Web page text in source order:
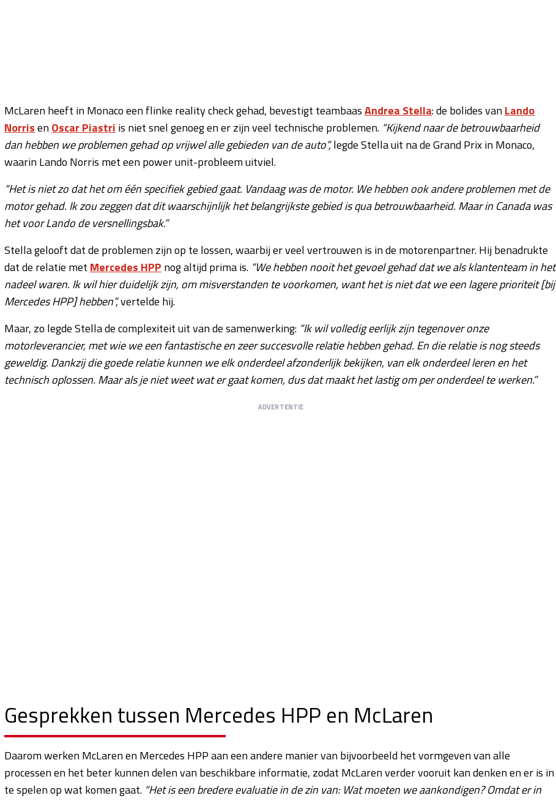
McLaren heeft in Monaco een flinke reality check gehad, bevestigt teambaasAndrea Stella: de bolides vanLando
NorrisenOscar Piastri is niet snel genoeg en er zijn veel technische problemen. “Kijkend naar de betrouwbaarheid
dan hebben we problemen gehad op vrijwel alle gebieden van de auto”,legde Stella uit na de Grand Prix in Monaco,
waarin Lando Norris met een power unit-probleem uitviel.
“Het is niet zo dat het om één specifiek gebied gaat. Vandaag was de motor. We hebben ook andere problemen met de
motor gehad. Ik zou zeggen dat dit waarschijnlijk het belangrijkste gebied is qua betrouwbaarheid. Maar in Canada was
het voor Lando de versnellingsbak.”
Stella gelooft dat de problemen zijn op te lossen, waarbij er veel vertrouwen is in de motorenpartner. Hij benadrukte
dat de relatie met Mercedes HPP nog altijd prima is. “We hebben nooit het gevoel gehad dat we als klantenteam in het
nadeel waren. Ik wil hier duidelijk zijn, om misverstanden te voorkomen, want het is niet dat we een lagere prioriteit [bij
Mercedes HPP] hebben”,vertelde hij.
Maar, zo legde Stella de complexiteit uit van de samenwerking: “Ik wil volledig eerlijk zijn tegenover onze
motorleverancier, met wie we een fantastische en zeer succesvolle relatie hebben gehad. En die relatie is nog steeds
geweldig. Dankzij die goede relatie kunnen we elk onderdeel afzonderlijk bekijken, van elk onderdeel leren en het
technisch oplossen. Maar als je niet weet wat er gaat komen, dus dat maakt het lastig om per onderdeel te werken.”
ADVERTENTIE
Gesprekken tussen Mercedes HPP en McLaren
Daarom werken McLaren en Mercedes HPP aan een andere manier van bijvoorbeeld het vormgeven van alle
processen en het beter kunnen delen van beschikbare informatie, zodat McLaren verder vooruit kan denken en er is in
te spelen op wat komen gaat. "Het is een bredere evaluatie in de zin van: Wat moeten we aankondigen? Omdat er in